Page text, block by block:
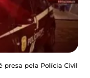
presa pela Polícia Civil